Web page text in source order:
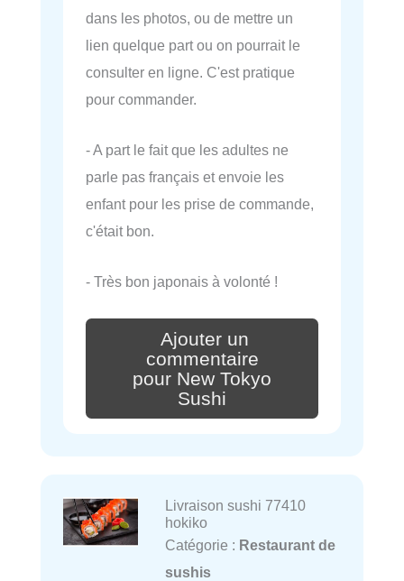
dans les photos, ou de mettre un
lien quelque part ou on pourrait le
consulter en ligne. C'est pratique
pour commander.
- A part le fait que les adultes ne
parle pas français et envoie les
enfant pour les prise de commande,
c'était bon.
- Très bon japonais à volonté !
Ajouter un
commentaire
pour New Tokyo
Sushi
Livraison sushi 77410
hokiko
Catégorie : Restaurant de
sushis